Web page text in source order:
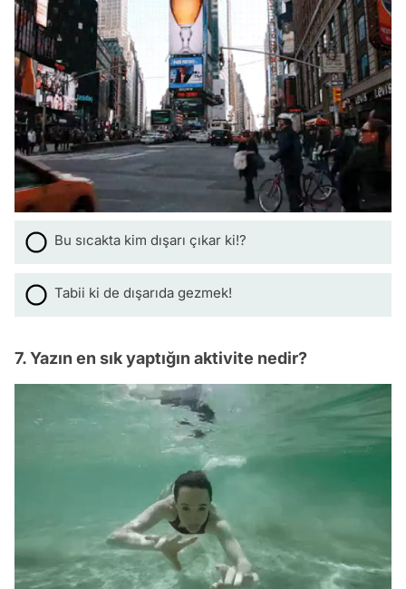
Bu sıcakta kim dışarı çıkar ki!?
Tabii ki de dışarıda gezmek!
7. Yazın en sık yaptığın aktivite nedir?